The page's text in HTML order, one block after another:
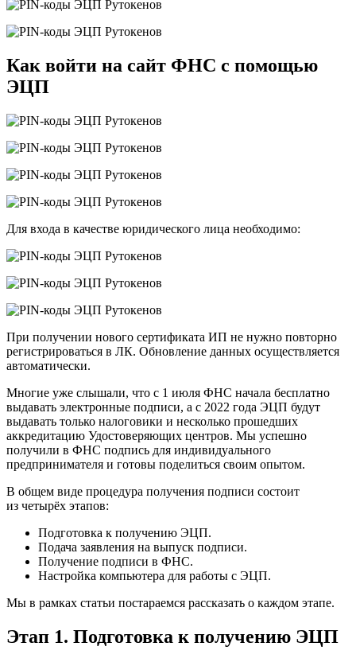
Как войти на сайт ФНС с помощью
ЭЦП
Для входа в качестве юридического лица необходимо:
При получении нового сертификата ИП не нужно повторно
регистрироваться в ЛК. Обновление данных осуществляется
автоматически.
Многие уже слышали, что с 1 июля ФНС начала бесплатно
выдавать электронные подписи, а с 2022 года ЭЦП будут
выдавать только налоговики и несколько прошедших
аккредитацию Удостоверяющих центров. Мы успешно
получили в ФНС подпись для индивидуального
предпринимателя и готовы поделиться своим опытом.
В общем виде процедура получения подписи состоит
из четырёх этапов:
Подготовка к получению ЭЦП.
Подача заявления на выпуск подписи.
Получение подписи в ФНС.
Настройка компьютера для работы с ЭЦП.
Мы в рамках статьи постараемся рассказать о каждом этапе.
Этап 1. Подготовка к получению ЭЦП